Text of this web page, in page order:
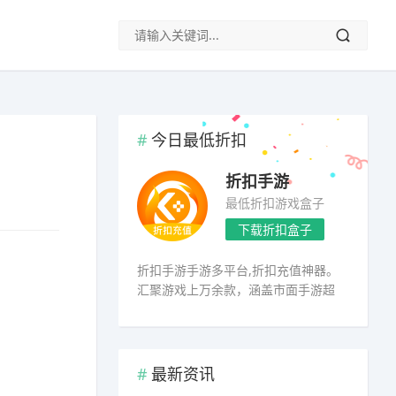
今日最低折扣
折扣手游
最低折扣游戏盒子
下载折扣盒子
折扣手游手游多平台,折扣充值神器。
汇聚游戏上万余款，涵盖市面手游超
最新资讯